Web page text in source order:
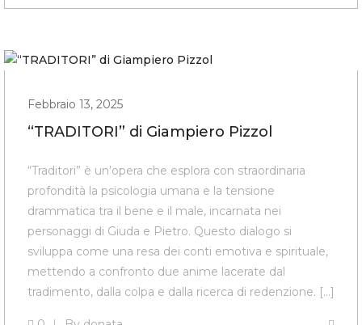
Febbraio 13, 2025
“TRADITORI” di Giampiero Pizzol
“Traditori” è un’opera che esplora con straordinaria
profondità la psicologia umana e la tensione
drammatica tra il bene e il male, incarnata nei
personaggi di Giuda e Pietro. Questo dialogo si
sviluppa come una resa dei conti emotiva e spirituale,
mettendo a confronto due anime lacerate dal
tradimento, dalla colpa e dalla ricerca di redenzione. […]